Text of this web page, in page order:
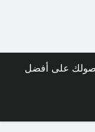
على أفضل